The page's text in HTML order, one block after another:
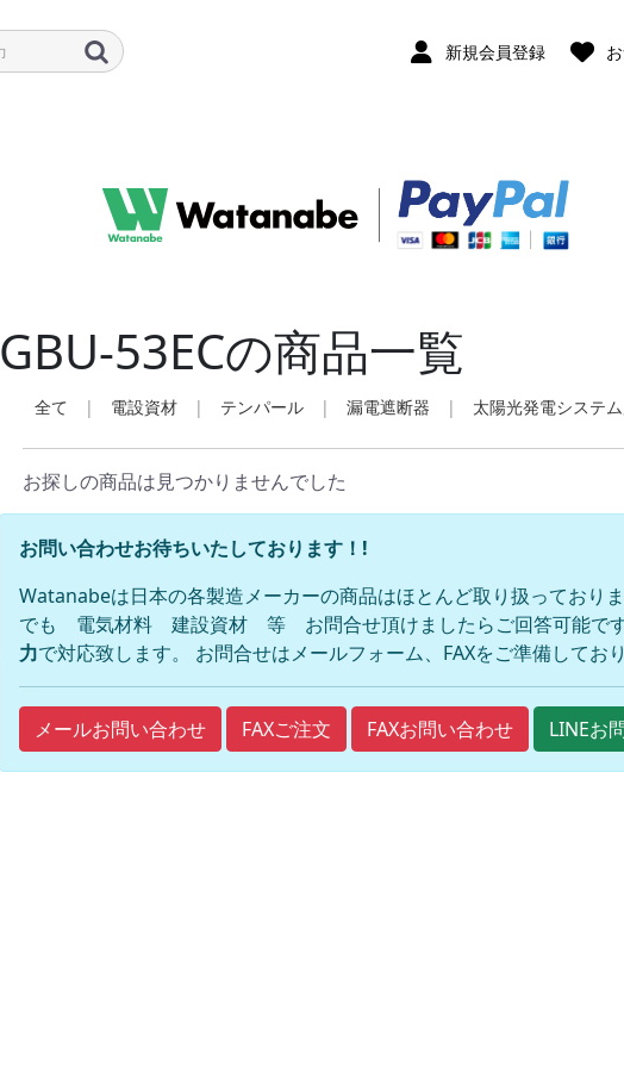
新規会員登録
GBU-53ECの商品一覧
全て | 電設資材 | テンパール | 漏電遮断器 | 太陽光発電システ
お探しの商品は見つかりませんでした
お問い合わせお待ちいたしております！!
Watanabeは日本の各製造メーカーの商品はほとんど取り扱っており
でも 電気材料 建設資材 等 お問合せ頂けましたらご回答可能です
力で対応致します。 お問合せはメールフォーム、FAXをご準備しており
メールお問い合わせ FAXご注文 FAXお問い合わせ LINEお